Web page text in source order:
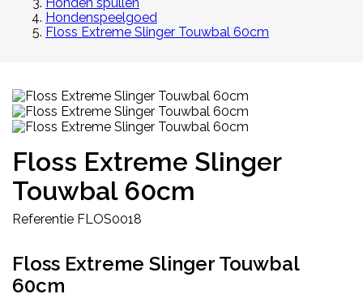
Hondenspeelgoed
Floss Extreme Slinger Touwbal 60cm
Floss Extreme Slinger
Touwbal 60cm
Referentie FLOS0018
Floss Extreme Slinger Touwbal
60cm